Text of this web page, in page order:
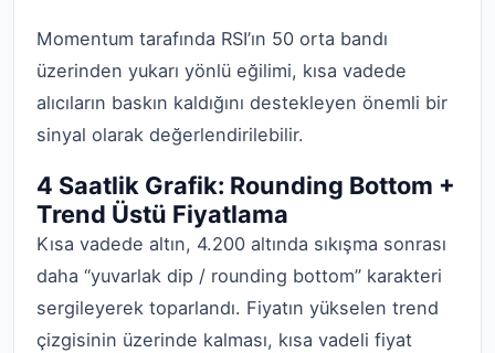
Momentum tarafında RSI’ın 50 orta bandı
üzerinden yukarı yönlü eğilimi, kısa vadede
alıcıların baskın kaldığını destekleyen önemli bir
sinyal olarak değerlendirilebilir.
4 Saatlik Grafik: Rounding Bottom +
Trend Üstü Fiyatlama
Kısa vadede altın, 4.200 altında sıkışma sonrası
daha “yuvarlak dip / rounding bottom” karakteri
sergileyerek toparlandı. Fiyatın yükselen trend
çizgisinin üzerinde kalması, kısa vadeli fiyat